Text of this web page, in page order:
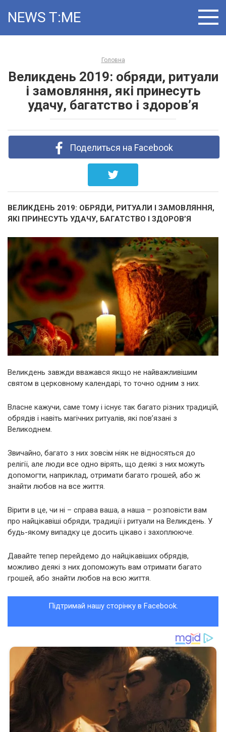
NEWS T ME
Головна
Великдень 2019: обряди, ритуали
і замовляння, які принесуть
удачу, багатство і здоров’я
Поделиться на Facebook
ВЕЛИКДЕНЬ 2019: ОБРЯДИ, РИТУАЛИ І ЗАМОВЛЯННЯ,
ЯКІ ПРИНЕСУТЬ УДАЧУ, БАГАТСТВО І ЗДОРОВ’Я
Великдень завжди вважався якщо не найважливішим
святом в церковному календарі, то точно одним з них.
Власне кажучи, саме тому і існує так багато різних традицій,
обрядів і навіть магічних ритуалів, які пов’язані з
Великоднем.
Звичайно, багато з них зовсім ніяк не відносяться до
релігії, але люди все одно вірять, що деякі з них можуть
допомогти, наприклад, отримати багато грошей, або ж
знайти любов на все життя.
Вірити в це, чи ні – справа ваша, а наша – розповісти вам
про найцікавіші обряди, традиції і ритуали на Великдень. У
будь-якому випадку це досить цікаво і захоплююче.
Давайте тепер перейдемо до найцікавіших обрядів,
можливо деякі з них допоможуть вам отримати багато
грошей, або знайти любов на всю життя.
Підтримай нашу сторінку в Facebook.